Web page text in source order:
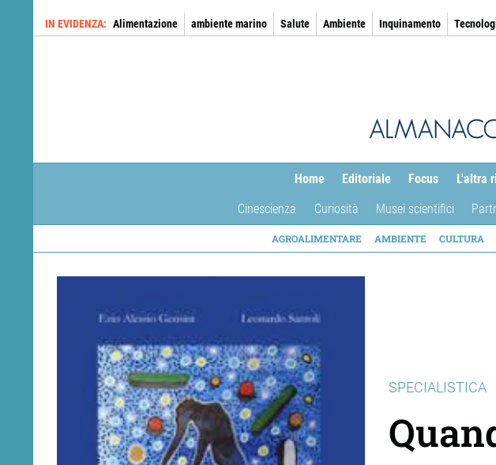
IN EVIDENZA Alimentazione ambiente marino Salute Ambiente Inquinamento
Home Editoriale Focus L'altra
Cinescienza Curiosità Musei scientifici
NAVIGAZIONE
TEMATICA
AGROALIMENTARE AMBIENTE CULTURA
SPECIALISTICA